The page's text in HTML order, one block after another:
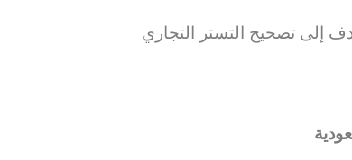
إلى تصحيح التستر التجاري